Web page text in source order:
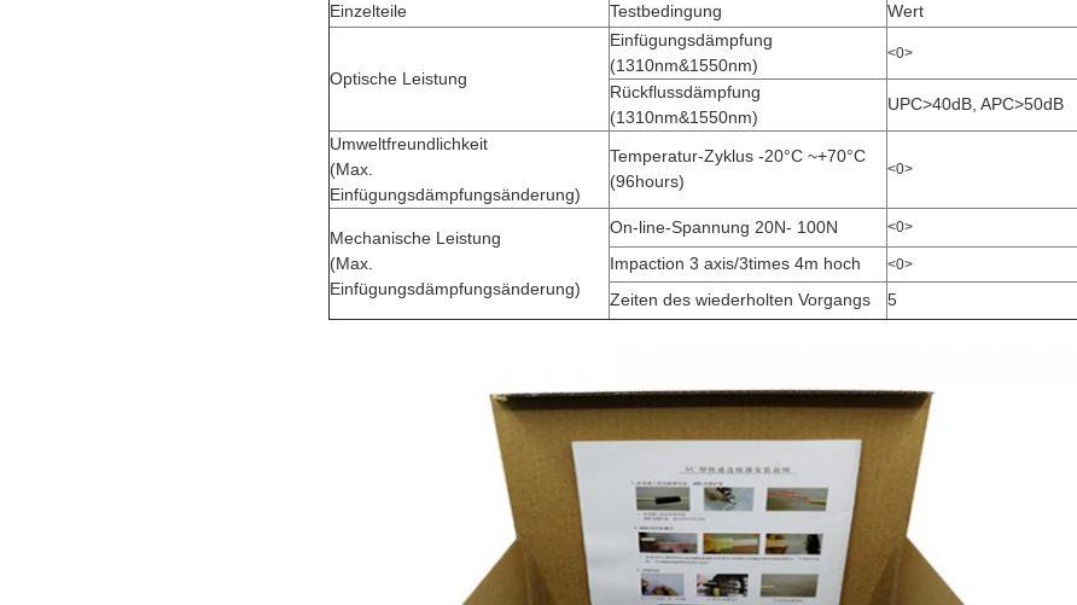
Einzelteile Testbedingung Wert
Optische Leistung
Einfügungsdämpfung
(1310nm&1550nm)
<0>
Rückflussdämpfung
(1310nm&1550nm)
UPC>40dB, APC>50dB
Umweltfreundlichkeit
(Max.
Einfügungsdämpfungsänderung)
Temperatur-Zyklus -20°C ~+70°C
(96hours)
<0>
Mechanische Leistung
(Max.
Einfügungsdämpfungsänderung)
On-line-Spannung 20N- 100N <0>
Impaction 3 axis/3times 4m hoch <0>
Zeiten des wiederholten Vorgangs 5